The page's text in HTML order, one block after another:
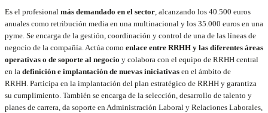
Es el profesional más demandado en el sector, alcanzando los 40.500 euros
anuales como retribución media en una multinacional y los 35.000 euros en una
pyme. Se encarga de la gestión, coordinación y control de una de las líneas de
negocio de la compañía. Actúa como enlace entre RRHH y las diferentes áreas
operativas o de soporte al negocio y colabora con el equipo de RRHH central
en la definición e implantación de nuevas iniciativas en el ámbito de
RRHH. Participa en la implantación del plan estratégico de RRHH y garantiza
su cumplimiento. También se encarga de la selección, desarrollo de talento y
planes de carrera, da soporte en Administración Laboral y Relaciones Laborales,